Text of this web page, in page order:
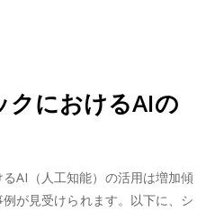
クにおけるAIの
AI（人工知能）の活用は増加傾
が見受けられます。以下に、シ